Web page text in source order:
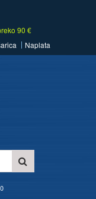
90 €
Naplata
0